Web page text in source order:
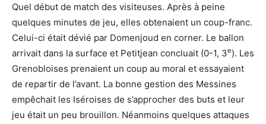
Quel début de match des visiteuses. Après à peine
quelques minutes de jeu, elles obtenaient un coup-franc.
Celui-ci était dévié par Domenjoud en corner. Le ballon
arrivait dans la surface et Petitjean concluait (0-1, 3e). Les
Grenobloises prenaient un coup au moral et essayaient
de repartir de l’avant. La bonne gestion des Messines
empêchait les Iséroises de s’approcher des buts et leur
jeu était un peu brouillon. Néanmoins quelques attaques